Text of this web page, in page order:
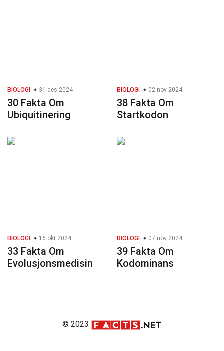
BIOLOGI 31 des 2024
30 Fakta Om
Ubiquitinering
BIOLOGI 02 nov 2024
38 Fakta Om
Startkodon
BIOLOGI 16 okt 2024
33 Fakta Om
Evolusjonsmedisin
BIOLOGI 07 nov 2024
39 Fakta Om
Kodominans
© 2023